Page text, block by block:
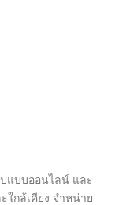
แบบออนไลน์ และ
ใกล้เคียง จำหน่าย